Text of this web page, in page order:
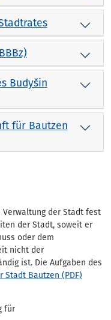
Budyšin
für Bautzen
der Stadt fest
der Stadt, soweit er
oder dem
nicht der
ist. Die Aufgaben des
Stadt Bautzen (PDF)
für